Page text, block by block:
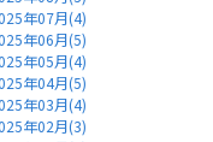
年07月(4)
年06月(5)
年05月(4)
年04月(5)
年03月(4)
年02月(3)